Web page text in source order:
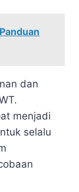
dan
menjadi
selalu